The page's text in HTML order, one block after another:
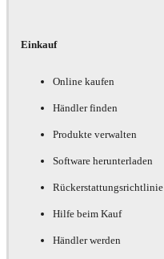
Einkauf
Online kaufen
Händler finden
Produkte verwalten
Software herunterladen
Rückerstattungsrichtlinie
Hilfe beim Kauf
Händler werden